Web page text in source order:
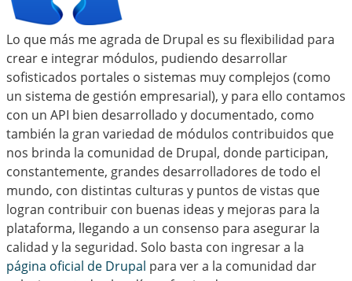
Lo que más me agrada de Drupal es su flexibilidad para
crear e integrar módulos, pudiendo desarrollar
sofisticados portales o sistemas muy complejos (como
un sistema de gestión empresarial), y para ello contamos
con un API bien desarrollado y documentado, como
también la gran variedad de módulos contribuidos que
nos brinda la comunidad de Drupal, donde participan,
constantemente, grandes desarrolladores de todo el
mundo, con distintas culturas y puntos de vistas que
logran contribuir con buenas ideas y mejoras para la
plataforma, llegando a un consenso para asegurar la
calidad y la seguridad. Solo basta con ingresar a la
página oficial de Drupal para ver a la comunidad dar